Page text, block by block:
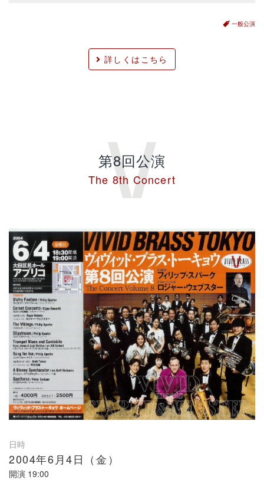
一般公演
詳しくはこちら
第8回公演
The 8th Concert
日時
2004年6月4日（金）
開演 19:00